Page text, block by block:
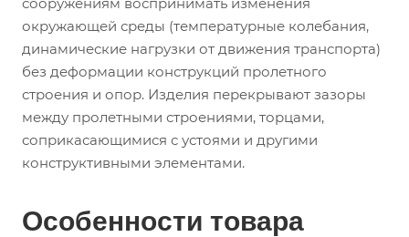
окружающей среды (температурные колебания,
динамические нагрузки от движения транспорта)
без деформации конструкций пролетного
строения и опор. Изделия перекрывают зазоры
между пролетными строениями, торцами,
соприкасающимися с устоями и другими
конструктивными элементами.
Особенности товара